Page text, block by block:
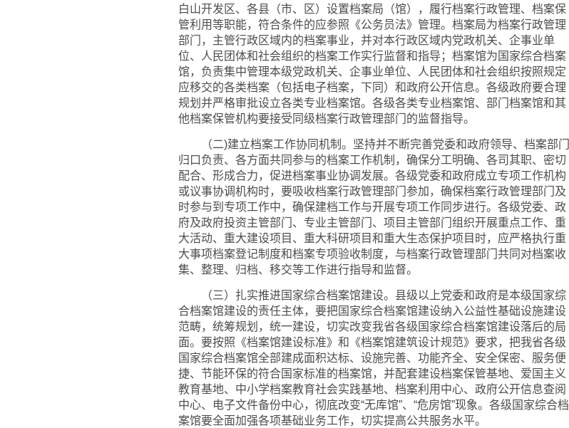
白山开发区、各县（市、区）设置档案局（馆），履行档案行政管理、档案保
管利用等职能，符合条件的应参照《公务员法》管理。档案局为档案行政管理
部门，主管行政区域内的档案事业，并对本行政区域内党政机关、企事业单
位、人民团体和社会组织的档案工作实行监督和指导；档案馆为国家综合档案
馆，负责集中管理本级党政机关、企事业单位、人民团体和社会组织按照规定
应移交的各类档案（包括电子档案，下同）和政府公开信息。各级政府要合理
规划并严格审批设立各类专业档案馆。各级各类专业档案馆、部门档案馆和其
他档案保管机构要接受同级档案行政管理部门的监督指导。
（二)建立档案工作协同机制。坚持并不断完善党委和政府领导、档案部门
归口负责、各方面共同参与的档案工作机制，确保分工明确、各司其职、密切
配合、形成合力，促进档案事业协调发展。各级党委和政府成立专项工作机构
或议事协调机构时，要吸收档案行政管理部门参加，确保档案行政管理部门及
时参与到专项工作中，确保建档工作与开展专项工作同步进行。各级党委、政
府及政府投资主管部门、专业主管部门、项目主管部门组织开展重点工作、重
大活动、重大建设项目、重大科研项目和重大生态保护项目时，应严格执行重
大事项档案登记制度和档案专项验收制度，与档案行政管理部门共同对档案收
集、整理、归档、移交等工作进行指导和监督。
（三）扎实推进国家综合档案馆建设。县级以上党委和政府是本级国家综
合档案馆建设的责任主体，要把国家综合档案馆建设纳入公益性基础设施建设
范畴，统筹规划，统一建设，切实改变我省各级国家综合档案馆建设落后的局
面。要按照《档案馆建设标准》和《档案馆建筑设计规范》要求，把我省各级
国家综合档案馆全部建成面积达标、设施完善、功能齐全、安全保密、服务便
捷、节能环保的符合国家标准的档案馆，并配套建设档案保管基地、爱国主义
教育基地、中小学档案教育社会实践基地、档案利用中心、政府公开信息查阅
中心、电子文件备份中心，彻底改变“无库馆”、“危房馆”现象。各级国家综合档
案馆要全面加强各项基础业务工作，切实提高公共服务水平。